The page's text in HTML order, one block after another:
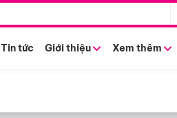
Tin tức Giới thiệu Xem thêm